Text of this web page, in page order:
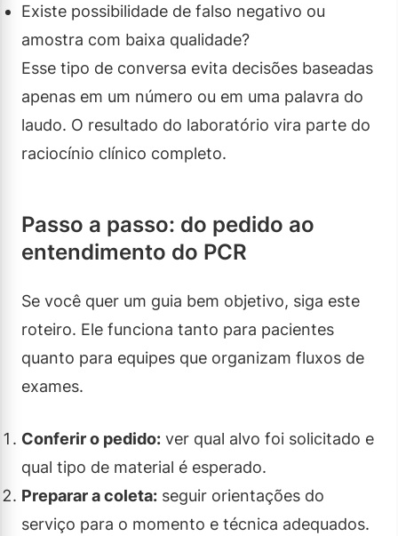
Existe possibilidade de falso negativo ou
amostra com baixa qualidade?
Esse tipo de conversa evita decisões baseadas
apenas em um número ou em uma palavra do
laudo. O resultado do laboratório vira parte do
raciocínio clínico completo.
Passo a passo: do pedido ao
entendimento do PCR
Se você quer um guia bem objetivo, siga este
roteiro. Ele funciona tanto para pacientes
quanto para equipes que organizam fluxos de
exames.
Conferir o pedido: ver qual alvo foi solicitado e
qual tipo de material é esperado.
Preparar a coleta: seguir orientações do
serviço para o momento e técnica adequados.